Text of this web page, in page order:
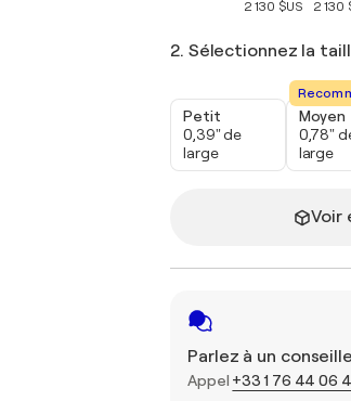
2 130 $US
2 130
2. Sélectionnez la
Petit
0,39" de
large
Moyen
0,78"
large
Voir
Parlez à un
Appel +33 1 76 44 06